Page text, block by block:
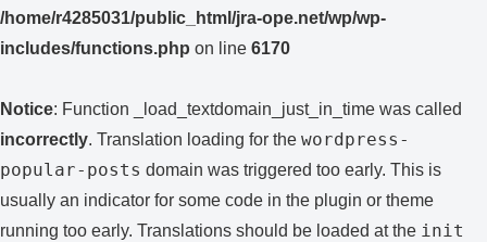
/home/r4285031/public_html/jra-ope.net/wp/wp-
includes/functions.php on line 6170
Notice: Function _load_textdomain_just_in_time was called
incorrectly. Translation loading for the wordpress-
popular-posts domain was triggered too early. This is
usually an indicator for some code in the plugin or theme
running too early. Translations should be loaded at the init